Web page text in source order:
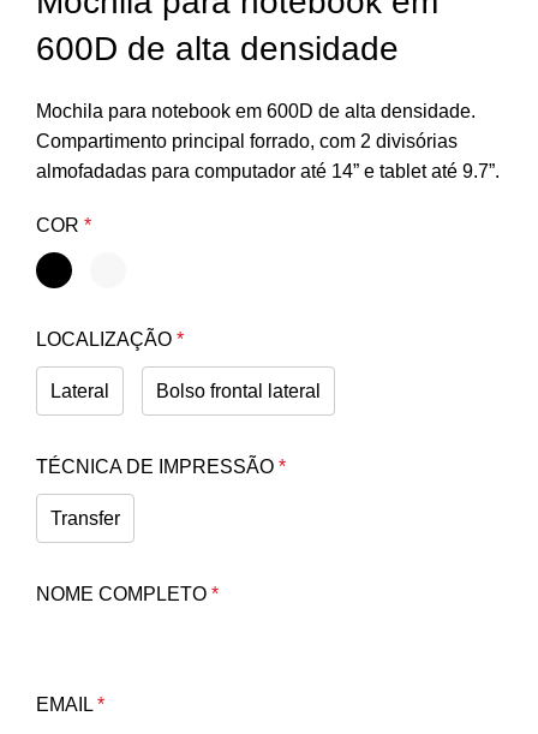
600D de alta densidade
Mochila para notebook em 600D de alta densidade.
Compartimento principal forrado, com 2 divisórias
almofadadas para computador até 14” e tablet até 9.7”.
COR *
LOCALIZAÇÃO *
Lateral Bolso frontal lateral
TÉCNICA DE IMPRESSÃO *
Transfer
NOME COMPLETO *
EMAIL *